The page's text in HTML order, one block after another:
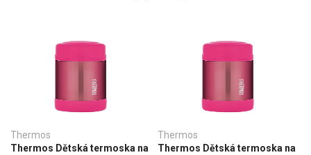
Thermos
Thermos Dětská termoska na
Thermos
Thermos Dětská termoska na